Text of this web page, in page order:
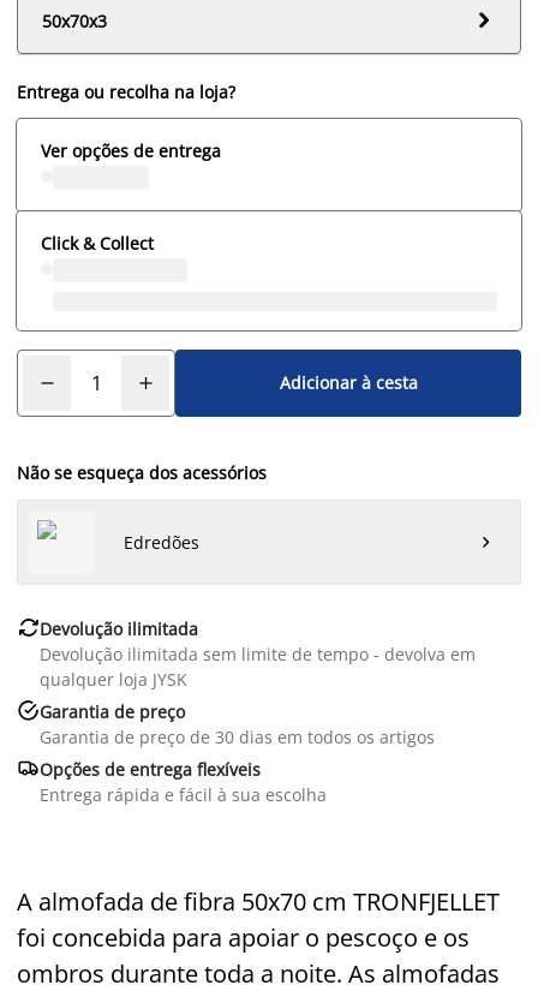
50x70x3

Entrega ou recolha na loja?
Ver opções de entrega
Click & Collect
Adicionar à cesta
Não se esqueça dos acessórios
Edredões 
Devolução ilimitada
Devolução ilimitada sem limite de tempo - devolva em
qualquer loja JYSK
Garantia de preço
Garantia de preço de 30 dias em todos os artigos
Opções de entrega flexíveis
Entrega rápida e fácil à sua escolha
A almofada de fibra 50x70 cm TRONFJELLET
foi concebida para apoiar o pescoço e os
ombros durante toda a noite. As almofadas